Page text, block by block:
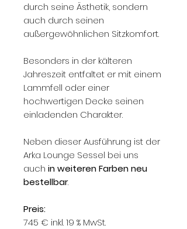
durch seine Ästhetik, sondern
auch durch seinen
außergewöhnlichen Sitzkomfort.
Besonders in der kälteren
Jahreszeit entfaltet er mit einem
Lammfell oder einer
hochwertigen Decke seinen
einladenden Charakter.
Neben dieser Ausführung ist der
Arka Lounge Sessel bei uns
auch in weiteren Farben neu
bestellbar.
Preis:
745 € inkl. 19 % MwSt.